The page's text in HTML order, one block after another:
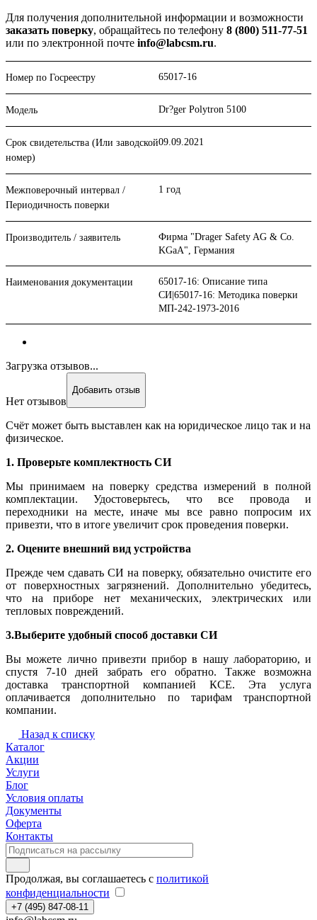
Для получения дополнительной информации и возможности
заказать поверку, обращайтесь по телефону 8 (800) 511-77-51
или по электронной почте info@labcsm.ru.
Номер по Госреестру 65017-16
Модель Dr?ger Polytron 5100
Срок свидетельства (Или заводской
номер)
09.09.2021
Межповерочный интервал /
Периодичность поверки
1 год
Производитель / заявитель
Фирма "Drager Safety AG & Co.
KGaA", Германия
Наименования документации
65017-16: Описание типа
СИ|65017-16: Методика поверки
МП-242-1973-2016
Загрузка отзывов...
Нет отзывов
Добавить отзыв
Счёт может быть выставлен как на юридическое лицо так и на
физическое.
1. Проверьте комплектность СИ
Мы принимаем на поверку средства измерений в полной
комплектации. Удостоверьтесь, что все провода и
переходники на месте, иначе мы все равно попросим их
привезти, что в итоге увеличит срок проведения поверки.
2. Оцените внешний вид устройства
Прежде чем сдавать СИ на поверку, обязательно очистите его
от поверхностных загрязнений. Дополнительно убедитесь,
что на приборе нет механических, электрических или
тепловых повреждений.
3.Выберите удобный способ доставки СИ
Вы можете лично привезти прибор в нашу лабораторию, и
спустя 7-10 дней забрать его обратно. Также возможна
доставка транспортной компанией КСЕ. Эта услуга
оплачивается дополнительно по тарифам транспортной
компании.
Назад к списку
Каталог
Акции
Услуги
Блог
Условия оплаты
Документы
Оферта
Контакты
Продолжая, вы соглашаетесь с политикой
конфиденциальности
+7 (495) 847-08-11